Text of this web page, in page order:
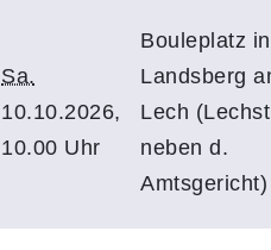
Sa.
10.10.2026,
10.00 Uhr
Bouleplatz in
Landsberg
Lech
neben d.
Amtsgericht)